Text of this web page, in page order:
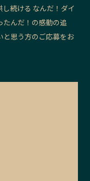
し続ける なんだ！ダイ
たんだ！の感動の追
と思う方のご応募をお